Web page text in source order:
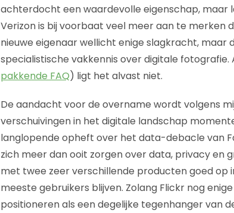
achterdocht een waardevolle eigenschap, maar
Verizon is bij voorbaat veel meer aan te merken
nieuwe eigenaar wellicht enige slagkracht,
specialistische vakkennis over digitale
pakkende FAQ) ligt het alvast niet.
De aandacht voor de overname wordt volgens
verschuivingen in het digitale landschap
langlopende opheft over het data-debacle van
zich meer dan ooit zorgen over data, privacy en
met twee zeer verschillende producten goed op
meeste gebruikers blijven. Zolang Flickr nog
positioneren als een degelijke tegenhanger van